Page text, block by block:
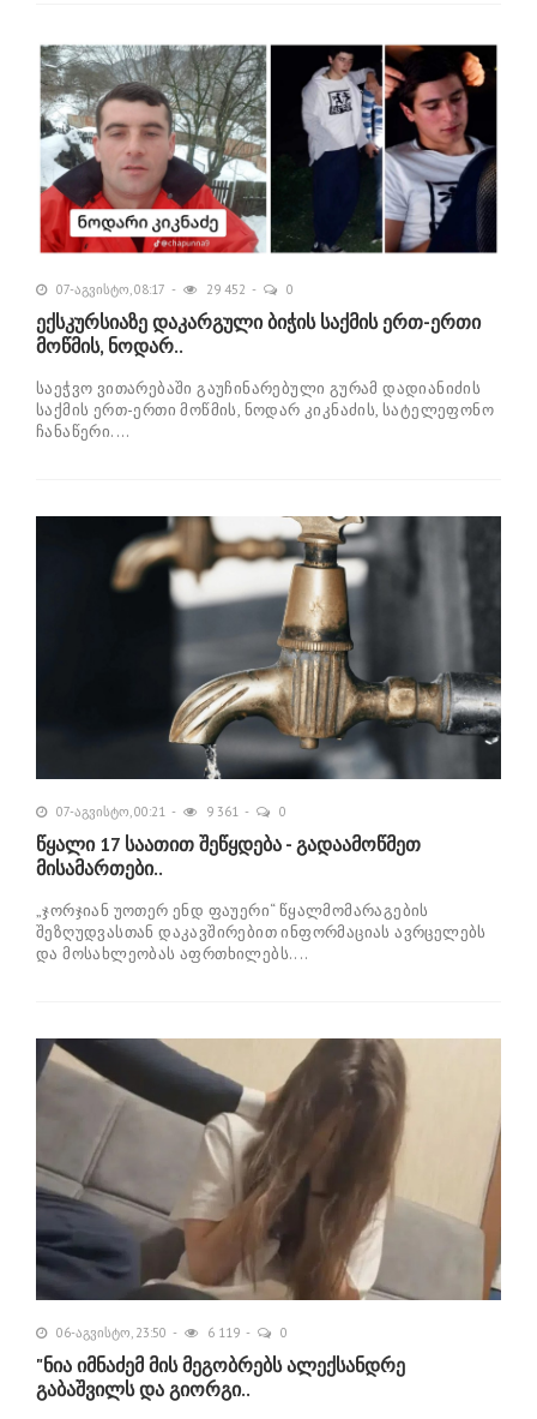
07-აგვისტო, 08:17 29 452 0
ექსკურსიაზე დაკარგული ბიჭის საქმის ერთ-ერთი
მოწმის, ნოდარ..
საეჭვო ვითარებაში გაუჩინარებული გურამ დადიანიძის
საქმის ერთ-ერთი მოწმის, ნოდარ კიკნაძის, სატელეფონო
ჩანაწერი....
07-აგვისტო, 00:21 9 361 0
წყალი 17 საათით შეწყდება - გადაამოწმეთ
მისამართები..
„ჯორჯიან უოთერ ენდ ფაუერი“ წყალმომარაგების
შეზღუდვასთან დაკავშირებით ინფორმაციას ავრცელებს
და მოსახლეობას აფრთხილებს....
06-აგვისტო, 23:50 6 119 0
"ნია იმნაძემ მის მეგობრებს ალექსანდრე
გაბაშვილს და გიორგი..